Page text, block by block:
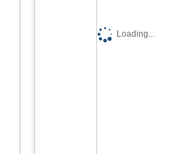
Loading...